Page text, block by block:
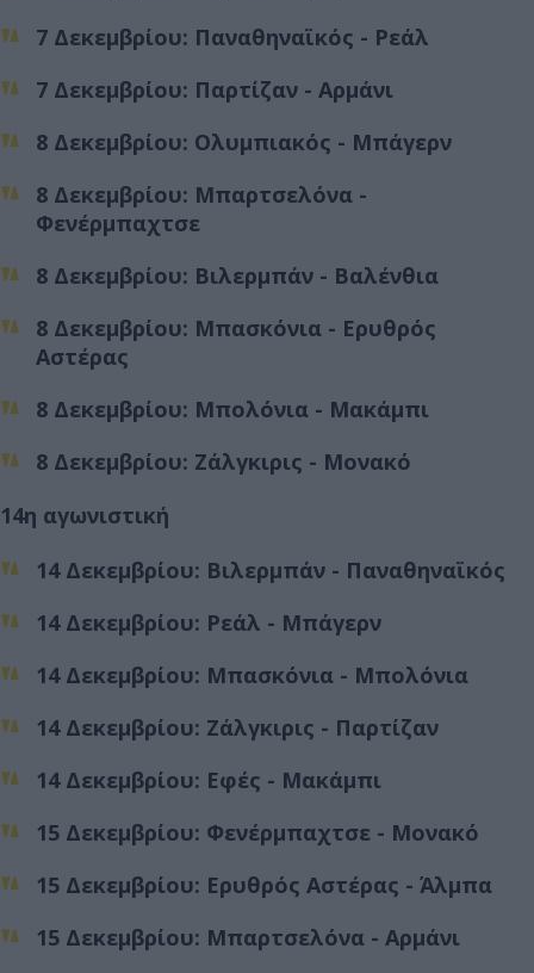
7 Δεκεμβρίου: Παναθηναϊκός - Ρεάλ
7 Δεκεμβρίου: Παρτίζαν - Αρμάνι
8 Δεκεμβρίου: Ολυμπιακός - Μπάγερν
8 Δεκεμβρίου: Μπαρτσελόνα -
Φενέρμπαχτσε
8 Δεκεμβρίου: Βιλερμπάν - Βαλένθια
8 Δεκεμβρίου: Μπασκόνια - Ερυθρός
Αστέρας
8 Δεκεμβρίου: Μπολόνια - Μακάμπι
8 Δεκεμβρίου: Ζάλγκιρις - Μονακό
14η αγωνιστική
14 Δεκεμβρίου: Βιλερμπάν - Παναθηναϊκός
14 Δεκεμβρίου: Ρεάλ - Μπάγερν
14 Δεκεμβρίου: Μπασκόνια - Μπολόνια
14 Δεκεμβρίου: Ζάλγκιρις - Παρτίζαν
14 Δεκεμβρίου: Εφές - Μακάμπι
15 Δεκεμβρίου: Φενέρμπαχτσε - Μονακό
15 Δεκεμβρίου: Ερυθρός Αστέρας - Άλμπα
15 Δεκεμβρίου: Μπαρτσελόνα - Αρμάνι